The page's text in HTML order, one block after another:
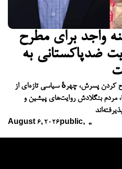
واجد برای مطرح
ضدپاکستانی به
پسرش، چهرهٔ سیاسی تازه‌ای از
مردم بنگلادش روایت‌های پیشین و
August 6, 2026 public, ,,